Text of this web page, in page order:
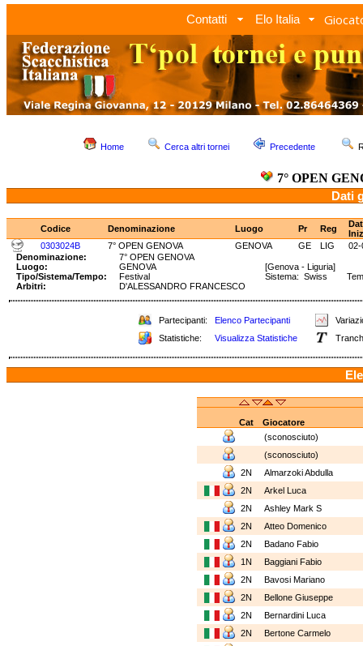
Contatti Elo Italia
Home Cerca altri tornei Precedente
7° OPEN
Dati
Codice Denominazione Luogo Pr Reg
0303024B
7° OPEN GENOVA GENOVA GE LIG
02-
Denominazione:
7° OPEN GENOVA
Luogo:
GENOVA
[Genova - Liguria]
Tipo/Sistema/Tempo:
Festival
Sistema: Swiss
Arbitri:
D'ALESSANDRO FRANCESCO
Partecipanti: Elenco Partecipanti
Statistiche:
Visualizza Statistiche
Cat
Giocatore
(sconosciuto)
(sconosciuto)
2N
Almarzoki Abdulla
2N
Arkel Luca
2N
Ashley Mark S
2N
Atteo Domenico
2N
Badano Fabio
1N
Baggiani Fabio
2N
Bavosi Mariano
2N
Bellone Giuseppe
2N
Bernardini Luca
2N
Bertone Carmelo